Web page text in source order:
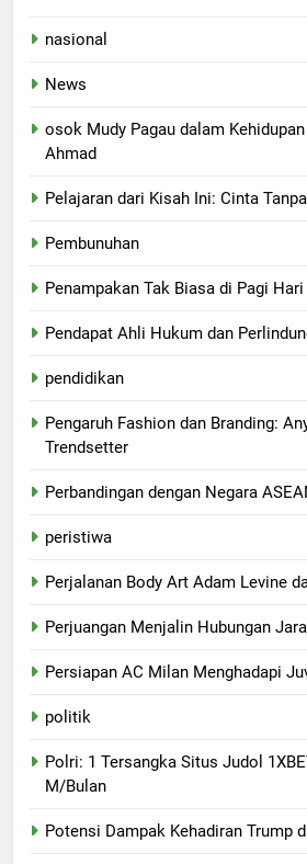
nasional
News
osok Mudy Pagau dalam
Ahmad
Pelajaran dari Kisah Ini: Cinta
Pembunuhan
Penampakan Tak Biasa di Pagi Hari
Pendapat Ahli Hukum dan
pendidikan
Pengaruh Fashion dan Branding:
Trendsetter
Perbandingan dengan Negara
peristiwa
Perjalanan Body Art Adam Levine
Perjuangan Menjalin Hubungan
Persiapan AC Milan Menghadapi
politik
Polri: 1 Tersangka Situs Judol
M/Bulan
Potensi Dampak Kehadiran Trump